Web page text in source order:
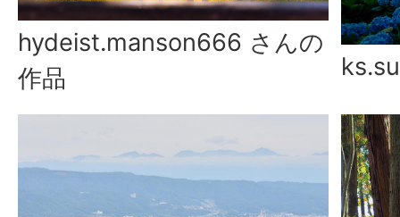
hydeist.manson666 さんの
作品